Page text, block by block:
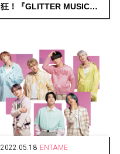
狂！『GLITTER MUSIC
FES』独占レポート
2022.05.18 ENTAME